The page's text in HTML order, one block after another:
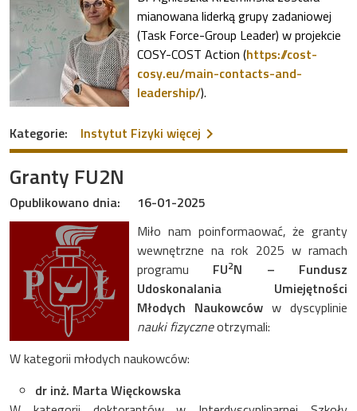
mianowana liderką grupy zadaniowej
(Task Force-Group Leader) w projekcie
COSY-COST Action (https://cost-
cosy.eu/main-contacts-and-
leadership/).
Kategorie: Instytut Fizyki więcej na temat Dr Agnieszka
Granty FU2N
Opublikowano dnia:
16-01-2025
Miło nam poinformaować, że granty
wewnętrzne na rok 2025 w ramach
programu FU2N – Fundusz
Udoskonalania Umiejętności
Młodych Naukowców w dyscyplinie
nauki fizyczneotrzymali:
W kategorii młodych naukowców:
dr inż. Marta Więckowska